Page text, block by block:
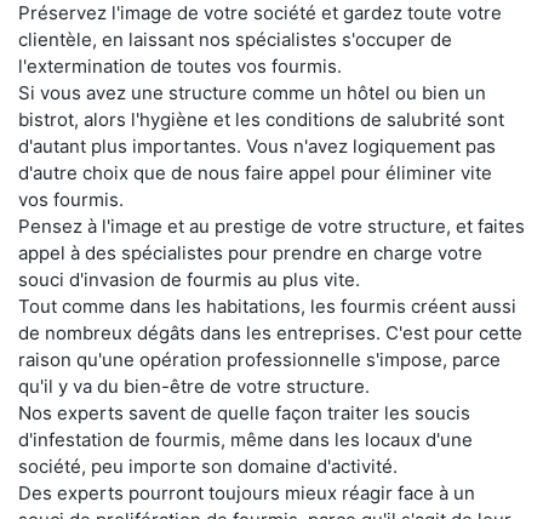
Préservez l'image de votre société et gardez toute votre
clientèle, en laissant nos spécialistes s'occuper de
l'extermination de toutes vos fourmis.
Si vous avez une structure comme un hôtel ou bien un
bistrot, alors l'hygiène et les conditions de salubrité sont
d'autant plus importantes. Vous n'avez logiquement pas
d'autre choix que de nous faire appel pour éliminer vite
vos fourmis.
Pensez à l'image et au prestige de votre structure, et faites
appel à des spécialistes pour prendre en charge votre
souci d'invasion de fourmis au plus vite.
Tout comme dans les habitations, les fourmis créent aussi
de nombreux dégâts dans les entreprises. C'est pour cette
raison qu'une opération professionnelle s'impose, parce
qu'il y va du bien-être de votre structure.
Nos experts savent de quelle façon traiter les soucis
d'infestation de fourmis, même dans les locaux d'une
société, peu importe son domaine d'activité.
Des experts pourront toujours mieux réagir face à un